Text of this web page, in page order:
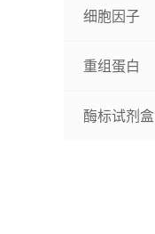
细胞因子
重组蛋白
酶标试剂盒